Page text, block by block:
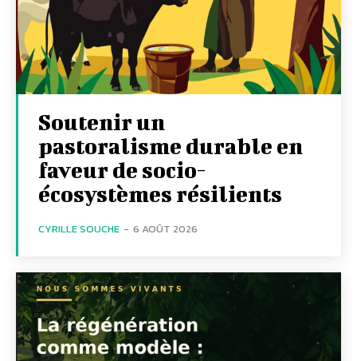
Soutenir un
pastoralisme durable en
faveur de socio-
écosystèmes résilients
CYRILLE SOUCHE - 6 AOÛT 2026